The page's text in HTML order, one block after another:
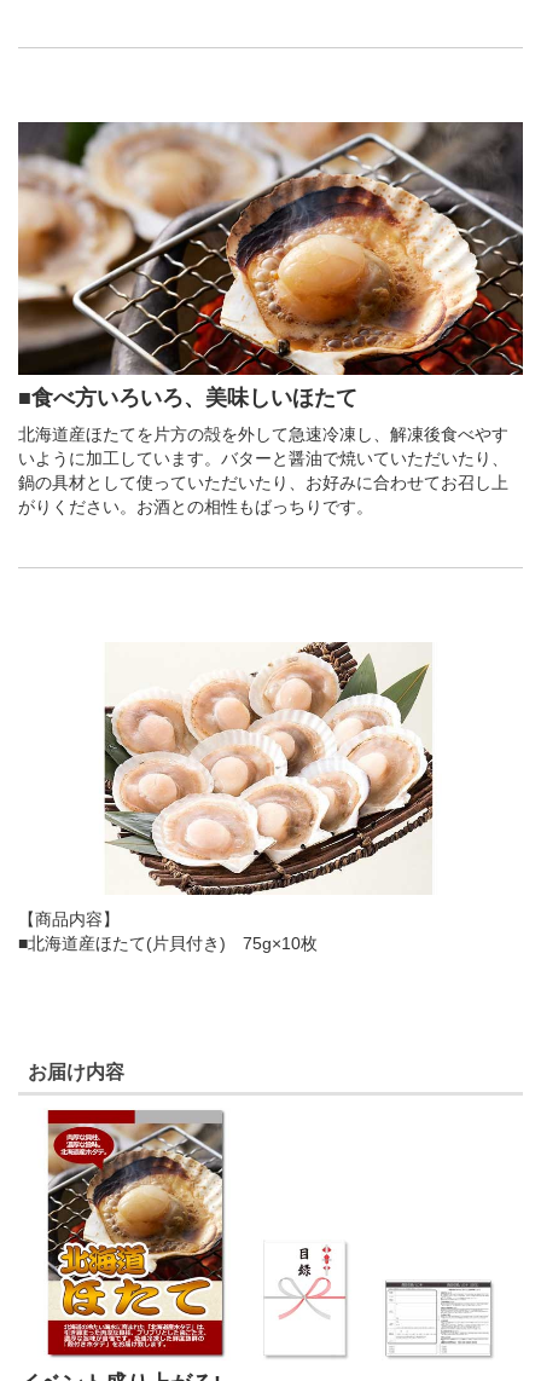
■食べ方いろいろ、美味しいほたて
北海道産ほたてを片方の殻を外して急速冷凍し、解凍後食べやす
いように加工しています。バターと醤油で焼いていただいたり、
鍋の具材として使っていただいたり、お好みに合わせてお召し上
がりください。お酒との相性もばっちりです。
【商品内容】
■北海道産ほたて(片貝付き) 75g×10枚
お届け内容